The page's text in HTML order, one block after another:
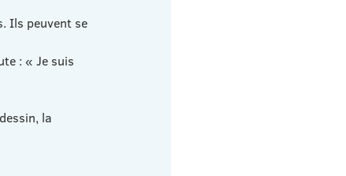
Ils peuvent se
: « Je suis
la